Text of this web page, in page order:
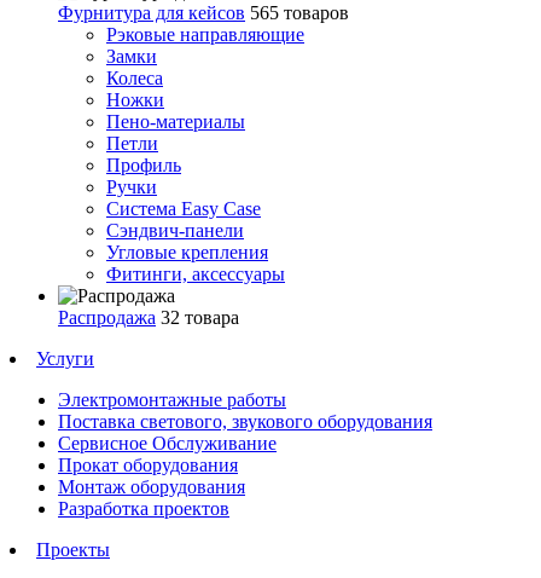
Фурнитура для кейсов 565 товаров
Рэковые направляющие
Замки
Колеса
Ножки
Пено-материалы
Петли
Профиль
Ручки
Система Easy Case
Сэндвич-панели
Угловые крепления
Фитинги, аксессуары
Распродажа 32 товара
Услуги
Электромонтажные работы
Поставка светового, звукового оборудования
Сервисное Обслуживание
Прокат оборудования
Монтаж оборудования
Разработка проектов
Проекты